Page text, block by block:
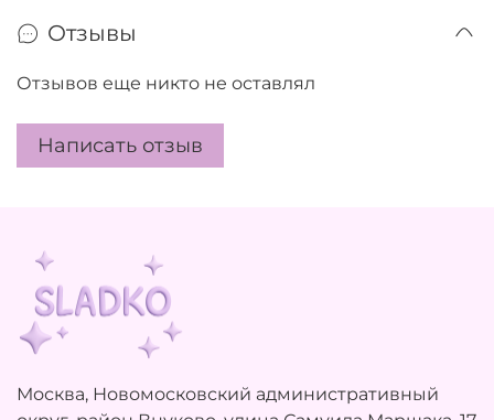
Отзывы
Отзывов еще никто не оставлял
Написать отзыв
Москва, Новомосковский административный